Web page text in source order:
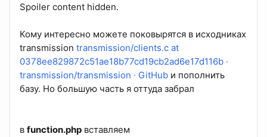
Spoiler content hidden.
Кому интересно можете поковырятся в исходниках
transmission transmission/clients.c at
0378ee829872c51ae18b77cd19cb2ad6e17d116b ·
transmission/transmission · GitHub и пополнить
базу. Но большую часть я оттуда забрал
в function.php вставляем